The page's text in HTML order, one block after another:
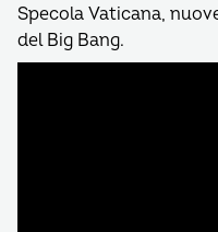
Specola Vaticana,
del Big Bang.